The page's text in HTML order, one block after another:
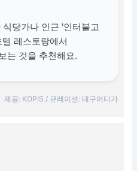
당가나 인근 '인터불고
레스토랑에서
는 것을 추천해요.
제공: KOPIS / 큐레이션: 대구어디가